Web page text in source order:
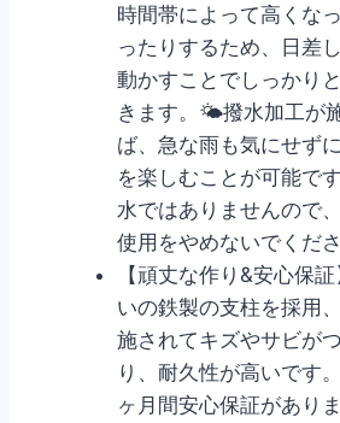
時間帯によって高くな
ったりするため、日差
動かすことでしっかり
きます。🌤撥水加工が
ば、急な雨も気にせず
を楽しむことが可能で
水ではありませんので
使用をやめないでくださ
【頑丈な作り&安心保
いの鉄製の支柱を採用
施されてキズやサビが
り、耐久性が高いです
ヶ月間安心保証があり